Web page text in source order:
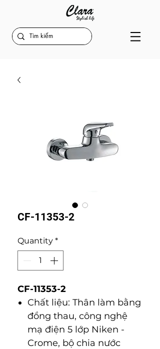
CF-11353-2
Quantity *
CF-11353-2
Chất liệu: Thân làm bằng
đồng thau, công nghệ
mạ điện 5 lớp Niken -
Crome, bộ chia nước